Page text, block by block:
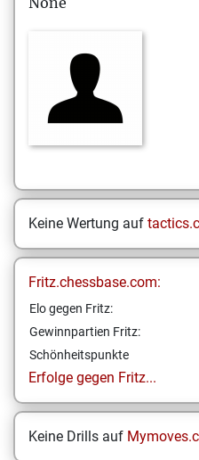
Keine Wertung auf
Fritz.chessbase.com:
Elo gegen Fritz:
Gewinnpartien Fritz:
Schönheitspunkte
Erfolge gegen Fritz...
Keine Drills auf